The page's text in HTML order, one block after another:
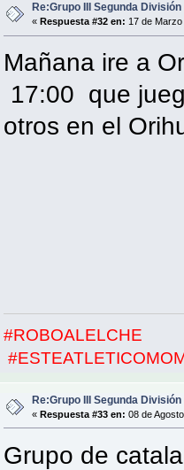
Re:Grupo III Segunda
« Respuesta #32 en: 17 de
Mañana ire a
17:00 que
otros en el
#ROBOALELCHE
Re:Grupo III Segunda
«Respuesta #33 en: 08 de
Grupo de